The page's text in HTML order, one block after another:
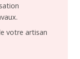
votre artisan